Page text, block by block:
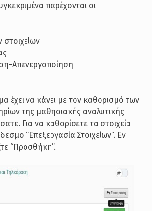
παρέχονται οι
στοιχείων
Απενεργοποίηση
έχει να κάνει με τον καθορισμό των
της μαθησιακής αναλυτικής
Για να καθορίσετε τα στοιχεία
“Επεξεργασία Στοιχείων”. Εν
“Προσθήκη”.